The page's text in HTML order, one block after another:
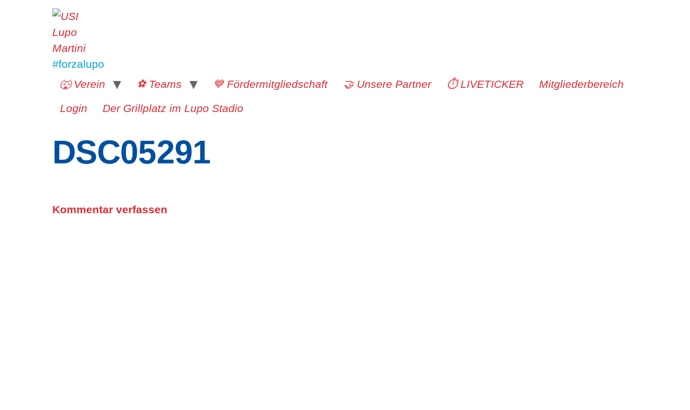
#forzalupo
🐺 Verein
⚽️ Teams 💙 Fördermitgliedschaft 🤝 Unsere Partner ⏱️ LIVETICKER Mitgliederbereich
Login Der Grillplatz im Lupo Stadio
DSC05291
Kommentar verfassen